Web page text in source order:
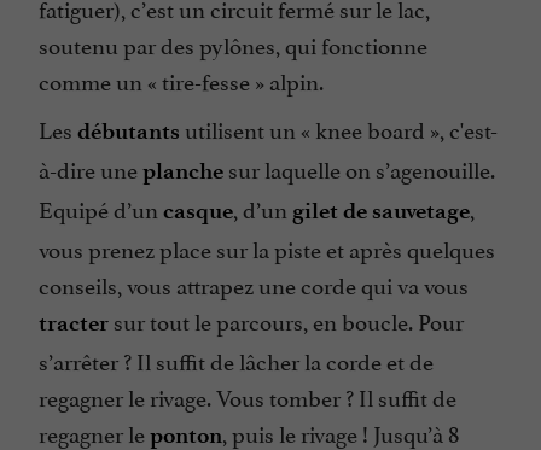
fatiguer), c’est un circuit fermé sur le lac,
soutenu par des pylônes, qui fonctionne
comme un «tire-fesse» alpin.
Les débutants utilisent un « knee board », c'est-
à-dire uneplanche sur laquelle on s’agenouille.
Equipé d’un casque, d’un gilet de sauvetage,
vous prenez place sur la piste et après quelques
conseils, vous attrapez une corde qui va vous
tracter sur tout le parcours, en boucle. Pour
s’arrêter ? Il suffit de lâcher la corde et de
regagner le rivage. Vous tomber ? Il suffit de
regagner leponton, puis le rivage ! Jusqu’à 8